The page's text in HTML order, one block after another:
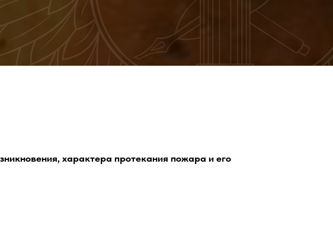
характера протекания пожара и его